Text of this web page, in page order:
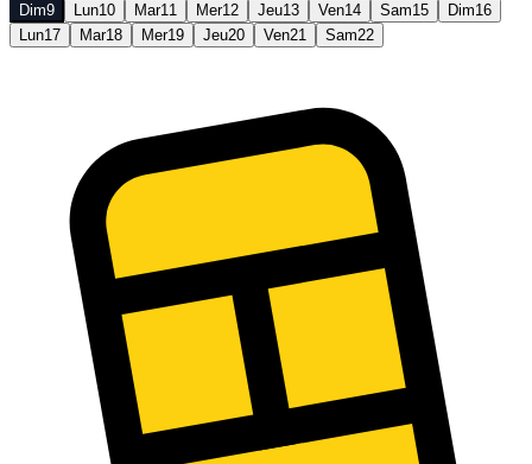
Dim9 Lun10 Mar11 Mer12 Jeu13 Ven14 Sam15 Dim16
Lun17 Mar18 Mer19 Jeu20 Ven21 Sam22